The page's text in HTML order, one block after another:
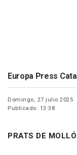
Europa Press
Domingo, 27 julio 2025
Publicado: 13:38
PRATS DE